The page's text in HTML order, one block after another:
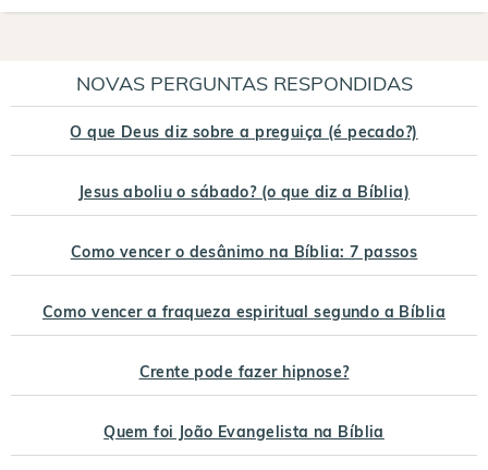
NOVAS PERGUNTAS RESPONDIDAS
O que Deus diz sobre a preguiça (é pecado?)
Jesus aboliu o sábado? (o que diz a Bíblia)
Como vencer o desânimo na Bíblia: 7 passos
Como vencer a fraqueza espiritual segundo a Bíblia
Crente pode fazer hipnose?
Quem foi João Evangelista na Bíblia